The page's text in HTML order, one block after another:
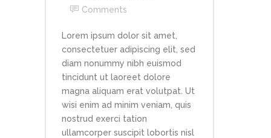
Comments
Lorem ipsum dolor sit amet,
consectetuer adipiscing elit, sed
diam nonummy nibh euismod
tincidunt ut laoreet dolore
magna aliquam erat volutpat. Ut
wisi enim ad minim veniam, quis
nostrud exerci tation
ullamcorper suscipit lobortis nisl